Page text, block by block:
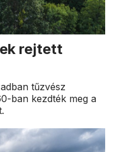
rejtett
tűzvész
ban kezdték meg a